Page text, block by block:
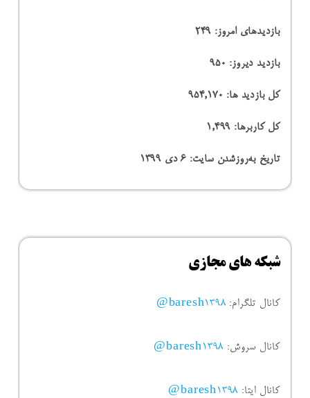
بازدیدهای امروز: 249
بازدید دیروز: 950
کل بازدید ها: 954,170
کل کاربرها: 1,499
تاریخ به‌روزشدن سایت:۶ دی ۱۳۹۹
شبکه های مجازی
کانال تلگرام: baresh1398@
کانال سروش: baresh1398@
کانال ایتا: baresh1398@